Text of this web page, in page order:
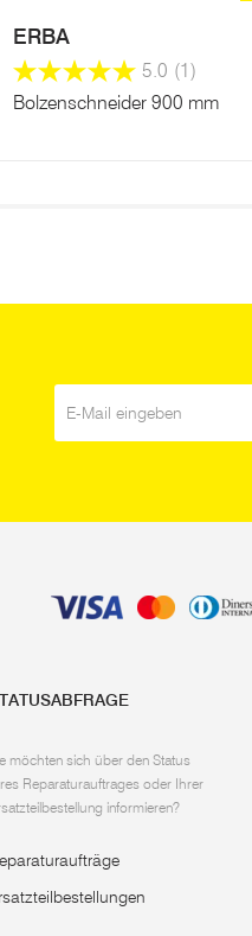
ERBA
5.0 (1)
Bolzenschneider 900 mm
möchten sich über den Status
Reparaturauftrages oder Ihrer
informieren?